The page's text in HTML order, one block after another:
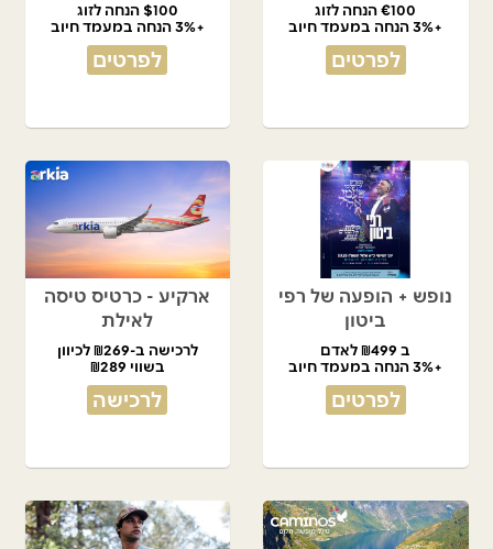
€100 הנחה לזוג
+3% הנחה במעמד חיוב
לפרטים
$100 הנחה לזוג
+3% הנחה במעמד חיוב
לפרטים
נופש + הופעה של רפי
ביטון
ב ₪499 לאדם
+3% הנחה במעמד חיוב
לפרטים
ארקיע - כרטיס טיסה
לאילת
לרכישה ב-₪269 לכיוון
בשווי ₪289
לרכישה